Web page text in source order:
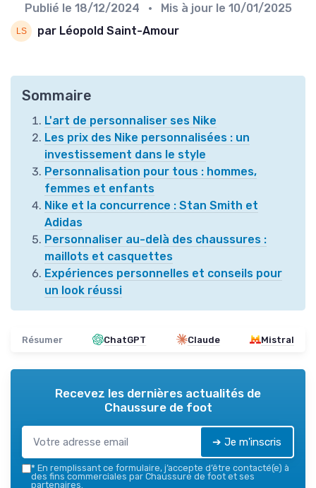
Publié le 18/12/2024 • Mis à jour le 10/01/2025
par Léopold Saint-Amour
Sommaire
L'art de personnaliser ses Nike
Les prix des Nike personnalisées : un
investissement dans le style
Personnalisation pour tous : hommes,
femmes et enfants
Nike et la concurrence : Stan Smith et
Adidas
Personnaliser au-delà des chaussures :
maillots et casquettes
Expériences personnelles et conseils pour
un look réussi
Résumer ChatGPT Claude Mistral
Recevez les dernières actualités de
Chaussure de foot
➔ Je m'inscris
* En remplissant ce formulaire, j’accepte d’être contacté(e) à
des fins commerciales par Chaussure de foot et ses
partenaires.